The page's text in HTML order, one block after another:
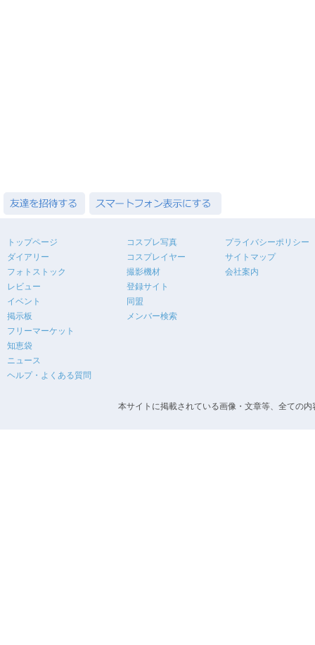
トップページ
ダイアリー
フォトストック
レビュー
イベント
掲示板
フリーマーケット
知恵袋
ニュース
ヘルプ・よくある質問
コスプレ写真
コスプレイヤー
撮影機材
登録サイト
同盟
メンバー検索
プライバシーポリシー
サイトマップ
会社案内
本サイトに掲載されている画像・文章等、全ての